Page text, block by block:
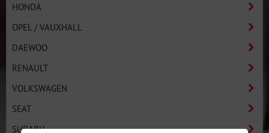
HONDA
OPEL / VAUXHALL
DAEWOO
RENAULT
VOLKSWAGEN
SEAT
SUBARU